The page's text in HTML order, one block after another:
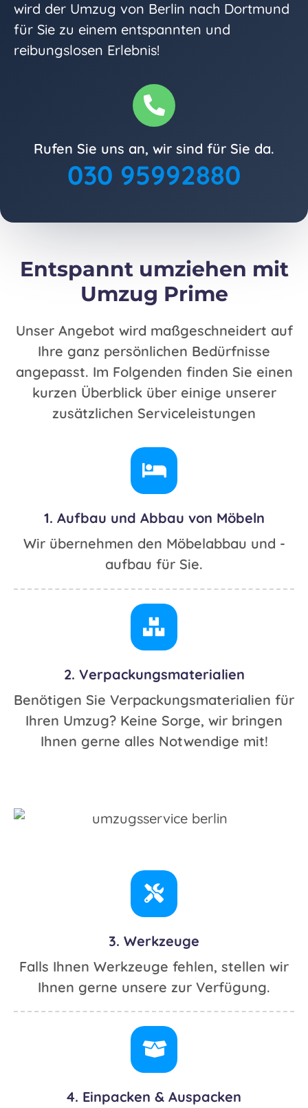
wird der Umzug von Berlin nach Dortmund
für Sie zu einem entspannten und
reibungslosen Erlebnis!
Rufen Sie uns an, wir sind für Sie da.
030 95992880
Entspannt umziehen mit
Umzug Prime
Unser Angebot wird maßgeschneidert auf
Ihre ganz persönlichen Bedürfnisse
angepasst. Im Folgenden finden Sie einen
kurzen Überblick über einige unserer
zusätzlichen Serviceleistungen
1. Aufbau und Abbau von Möbeln
Wir übernehmen den Möbelabbau und -
aufbau für Sie.
2. Verpackungsmaterialien
Benötigen Sie Verpackungsmaterialien für
Ihren Umzug? Keine Sorge, wir bringen
Ihnen gerne alles Notwendige mit!
3. Werkzeuge
Falls Ihnen Werkzeuge fehlen, stellen wir
Ihnen gerne unsere zur Verfügung.
4. Einpacken & Auspacken